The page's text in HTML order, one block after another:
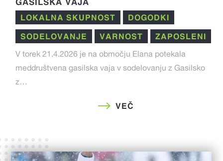
GASILSKA VAJA
LOKALNA SKUPNOST DOGODKI
SODELOVANJE VARNOST ZAPOSLENI
V torek 21.4.2026 je na območju Elana potekala
meddruštvena gasilska vaja v sodelovanju z Gasilsko
z…
VEČ